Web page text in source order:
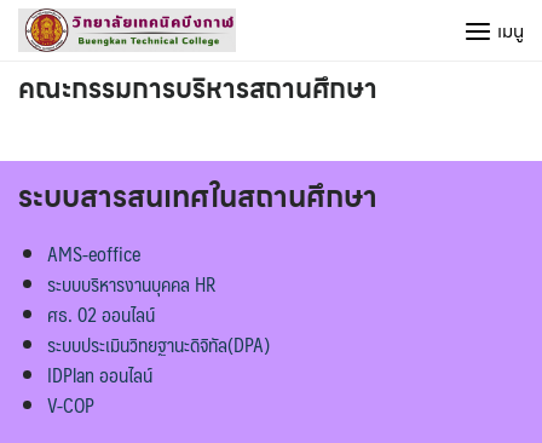
Skip
content
เมนู
คณะกรรมการบริหารสถานศึกษา
ระบบสารสนเทศในสถานศึกษา
AMS-eoffice
ระบบบริหารงานบุคคล HR
ศธ. 02 ออนไลน์
ระบบประเมินวิทยฐานะดิจิทัล(DPA)
IDPlan ออนไลน์
V-COP